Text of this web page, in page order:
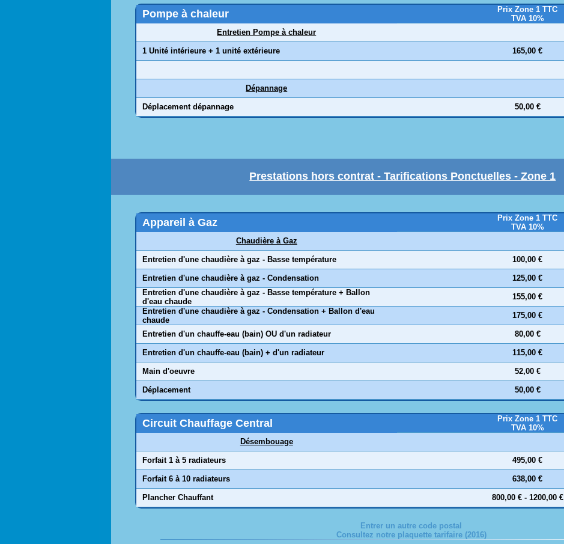
Pompe à chaleur
Prix Zone 1 TTC
TVA 10%
Entretien Pompe à chaleur
1 Unité intérieure + 1 unité extérieure 165,00 €
Dépannage
Déplacement dépannage 50,00 €
Prestations hors contrat - Tarifications Ponctuelles - Zone 1
Appareil à Gaz
Prix Zone 1 TTC
TVA 10%
Chaudière à Gaz
Entretien d'une chaudière à gaz - Basse température 100,00 €
Entretien d'une chaudière à gaz - Condensation
125,00 €
Entretien d'une chaudière à gaz - Basse température + Ballon
d'eau chaude
155,00 €
Entretien d'une chaudière à gaz - Condensation + Ballon d'eau
chaude
175,00 €
Entretien d'un chauffe-eau (bain) OU d'un radiateur 80,00 €
Entretien d'un chauffe-eau (bain) + d'un radiateur 115,00 €
Main d'oeuvre 52,00 €
Déplacement 50,00 €
Circuit Chauffage Central
Prix Zone 1 TTC
TVA 10%
Désembouage
Forfait 1 à 5 radiateurs 495,00 €
Forfait 6 à 10 radiateurs 638,00 €
Plancher Chauffant 800,00 € - 1200,00 €
Entrer un autre code postal
Consultez notre plaquette tarifaire (2016)